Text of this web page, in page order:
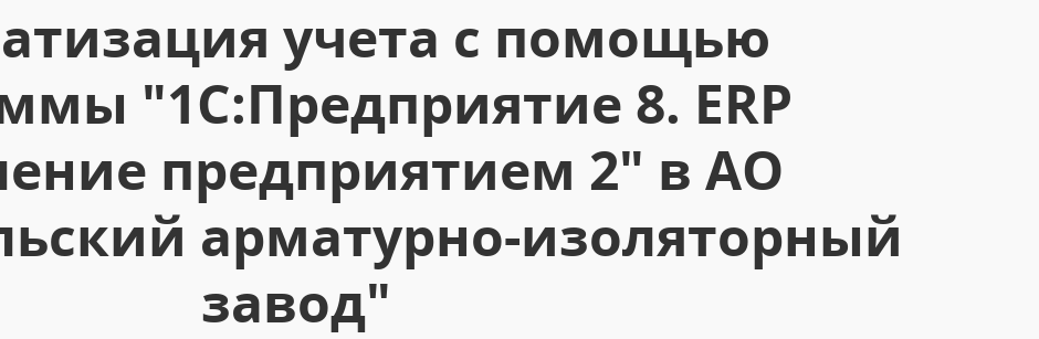
учета с помощью
"1С:Предприятие 8. ERP
предприятием 2" в АО
арматурно-изоляторный
завод"